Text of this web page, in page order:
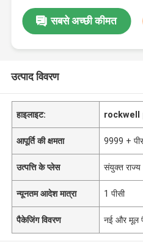
सबसे अच्छी कीमत
उत्पाद विवरण
हाइलाइट: rockwell
आपूर्ति की क्षमता 9999 +
उत्पत्ति के प्लेस संयुक्त राज्य
न्यूनतम आदेश मात्रा 1 पीसी
पैकेजिंग विवरण नई और मूल